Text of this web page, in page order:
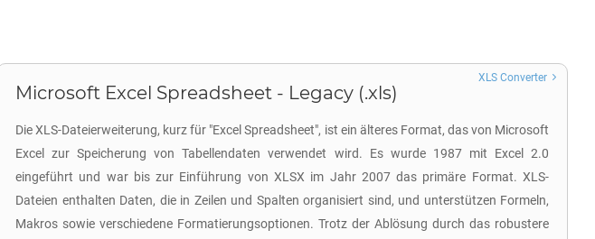
Microsoft Excel Spreadsheet - Legacy (.xls)
Die XLS-Dateierweiterung, kurz für "Excel Spreadsheet", ist ein älteres Format, das von Microsoft
Excel zur Speicherung von Tabellendaten verwendet wird. Es wurde 1987 mit Excel 2.0
eingeführt und war bis zur Einführung von XLSX im Jahr 2007 das primäre Format. XLS-
Dateien enthalten Daten, die in Zeilen und Spalten organisiert sind, und unterstützen Formeln,
Makros sowie verschiedene Formatierungsoptionen. Trotz der Ablösung durch das robustere
XLS Converter